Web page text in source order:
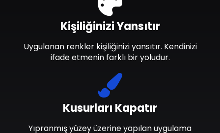
Kusurları Kapatır
Yıpranmış yüzey üzerine yapılan uygulama
Kişiliğinizi Yansıtır
Uygulanan renkler kişiliğinizi yansıtır. Kendinizi
ifade etmenin farklı bir yoludur.